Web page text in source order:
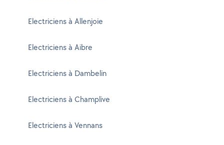
Electriciens à Allenjoie
Electriciens à Aibre
Electriciens à Dambelin
Electriciens à Champlive
Electriciens à Vennans